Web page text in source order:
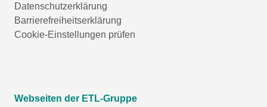
Datenschutzerklärung
Barrierefreiheitserklärung
Cookie-Einstellungen prüfen
Webseiten der ETL-Gruppe